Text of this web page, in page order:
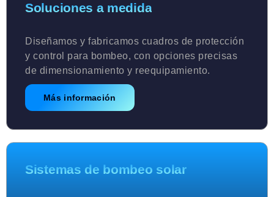
Soluciones a medida
Diseñamos y fabricamos cuadros de protección
y control para bombeo, con opciones precisas
de dimensionamiento y reequipamiento.
Más información
Sistemas de bombeo solar